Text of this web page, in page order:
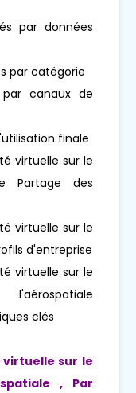
par données
par catégorie
canaux de
finale
virtuelle sur le
Partage des
virtuelle sur le
d'entreprise
virtuelle sur le
clés
virtuelle sur le
, Par